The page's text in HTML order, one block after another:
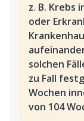
z. B.
oder
solchen
zu Fall
Wochen
von 104